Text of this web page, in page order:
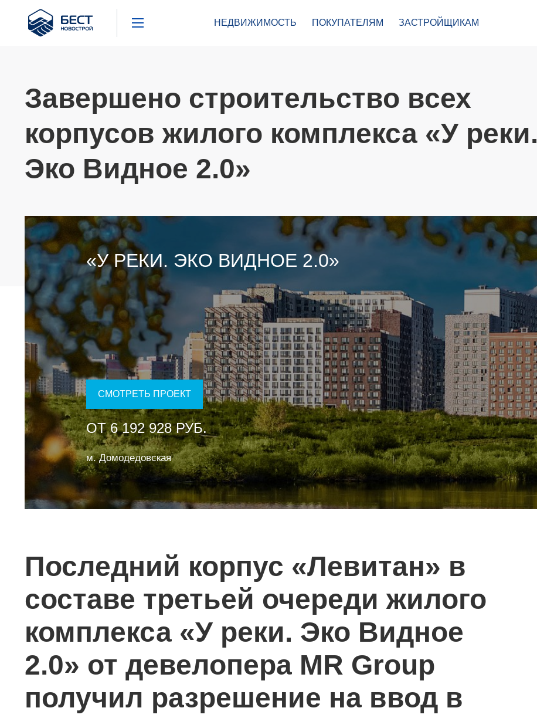
Бест
Новострой
НЕДВИЖИМОСТЬ ПОКУПАТЕЛЯМ ЗАСТРОЙЩИКАМ
Завершено строительство всех
корпусов жилого комплекса «У реки.
Эко Видное 2.0»
«У РЕКИ. ЭКО ВИДНОЕ 2.0»
СМОТРЕТЬ ПРОЕКТ
ОТ 6 192 928 РУБ.
м. Домодедовская
Последний корпус «Левитан» в
составе третьей очереди жилого
комплекса «У реки. Эко Видное
2.0» от девелопера MR Group
получил разрешение на ввод в